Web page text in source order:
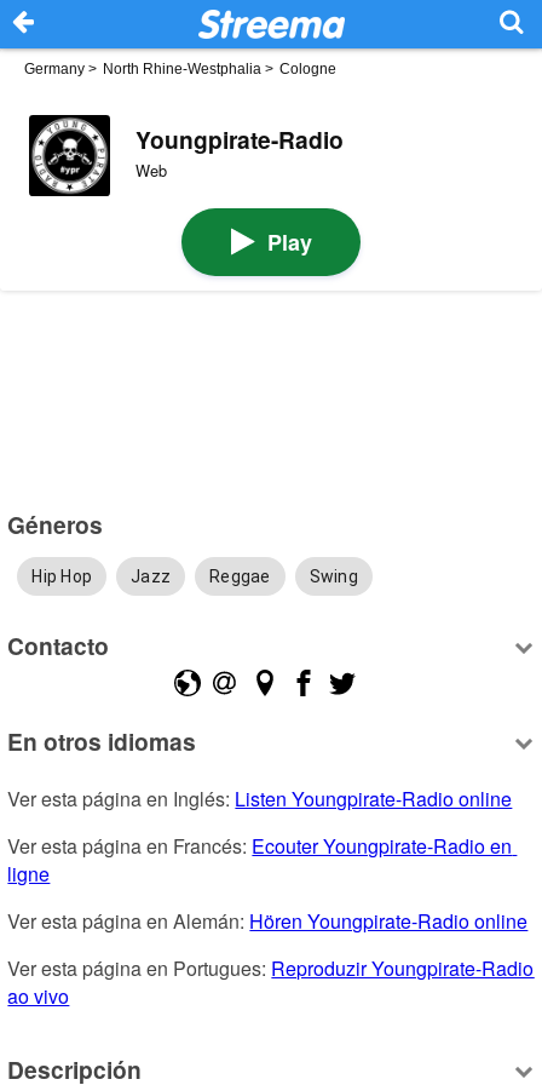
Germany > North Rhine-Westphalia > Cologne
Youngpirate-Radio
Web
Play
Géneros
Hip Hop Jazz Reggae Swing
Contacto
En otros idiomas
Ver esta página en Inglés: Listen Youngpirate-Radio online
Ver esta página en Francés: Ecouter Youngpirate-Radio en
ligne
Ver esta página en Alemán: Hören Youngpirate-Radio online
Ver esta página en Portugues: Reproduzir Youngpirate-Radio
ao vivo
Descripción